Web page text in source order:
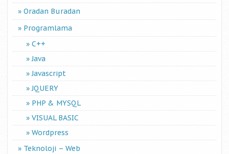
Oradan Buradan
Programlama
C++
Java
Javascript
JQUERY
PHP & MYSQL
VISUAL BASIC
Wordpress
Teknoloji – Web